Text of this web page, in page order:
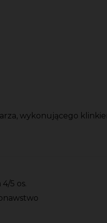
wykonującego
5 os.